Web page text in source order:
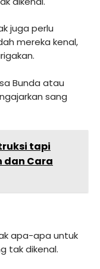
juga perlu
mereka kenal,
Bunda atau
sang
tapi
dan Cara
apa-apa untuk
tak dikenal.